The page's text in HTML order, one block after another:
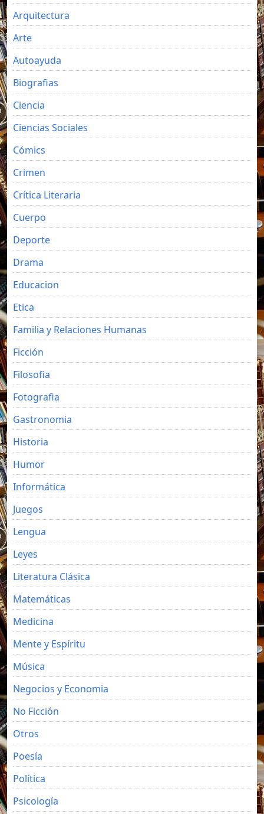
Arquitectura
Arte
Autoayuda
Biografias
Ciencia
Ciencias Sociales
Cómics
Crimen
Crítica Literaria
Cuerpo
Deporte
Drama
Educacion
Etica
Familia y Relaciones Humanas
Ficción
Filosofia
Fotografia
Gastronomia
Historia
Humor
Informática
Juegos
Lengua
Leyes
Literatura Clásica
Matemáticas
Medicina
Mente y Espíritu
Música
Negocios y Economia
No Ficción
Otros
Poesía
Política
Psicología